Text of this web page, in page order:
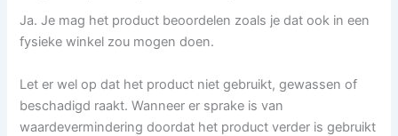
Ja. Je mag het product beoordelen zoals je dat ook in een
fysieke winkel zou mogen doen.
Let er wel op dat het product niet gebruikt, gewassen of
beschadigd raakt. Wanneer er sprake is van
waardevermindering doordat het product verder is gebruikt